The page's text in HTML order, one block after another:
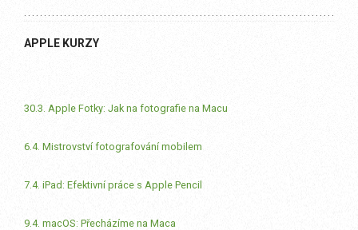
APPLE KURZY
30.3. Apple Fotky: Jak na fotografie na Macu
6.4. Mistrovství fotografování mobilem
7.4. iPad: Efektivní práce s Apple Pencil
9.4. macOS: Přecházíme na Maca